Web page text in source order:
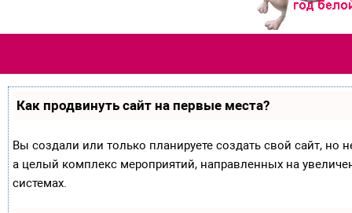
Как продвинуть сайт на первые места?
Вы создали или только планируете создать свой сайт, но
а целый комплекс мероприятий, направленных на
системах.